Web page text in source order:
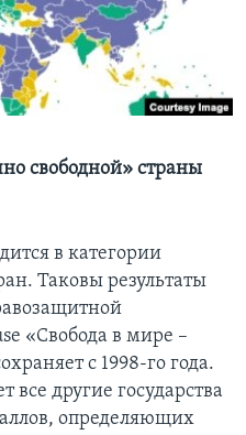
свободной» страны
в категории
Таковы результаты
«Свобода в мире –
с 1998-го года.
все другие государства
определяющих